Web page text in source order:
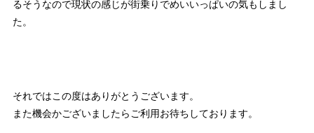
るそうなので現状の感じが街乗りでめいいっぱいの気もしまし
た。
それではこの度はありがとうございます。
また機会かございましたらご利用お待ちしております。